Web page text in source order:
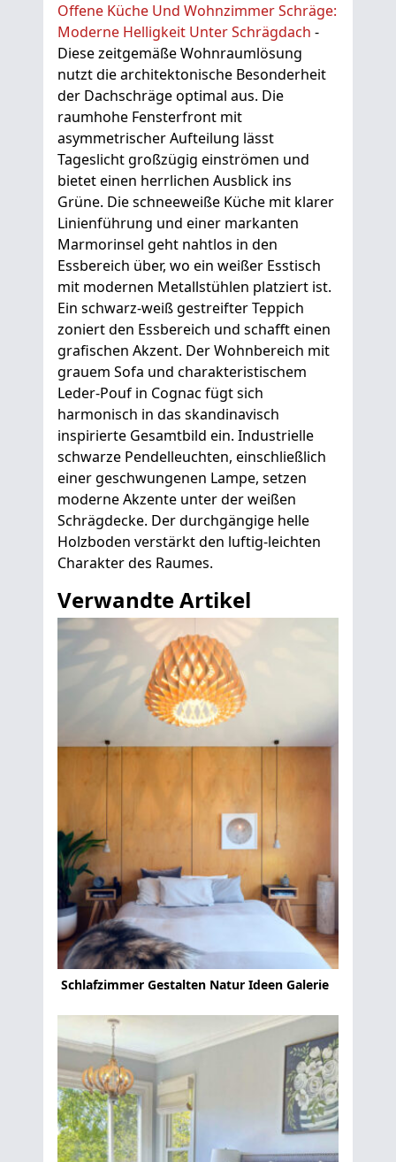
Offene Küche Und Wohnzimmer Schräge:
Moderne Helligkeit Unter Schrägdach -
Diese zeitgemäße Wohnraumlösung
nutzt die architektonische Besonderheit
der Dachschräge optimal aus. Die
raumhohe Fensterfront mit
asymmetrischer Aufteilung lässt
Tageslicht großzügig einströmen und
bietet einen herrlichen Ausblick ins
Grüne. Die schneeweiße Küche mit klarer
Linienführung und einer markanten
Marmorinsel geht nahtlos in den
Essbereich über, wo ein weißer Esstisch
mit modernen Metallstühlen platziert ist.
Ein schwarz-weiß gestreifter Teppich
zoniert den Essbereich und schafft einen
grafischen Akzent. Der Wohnbereich mit
grauem Sofa und charakteristischem
Leder-Pouf in Cognac fügt sich
harmonisch in das skandinavisch
inspirierte Gesamtbild ein. Industrielle
schwarze Pendelleuchten, einschließlich
einer geschwungenen Lampe, setzen
moderne Akzente unter der weißen
Schrägdecke. Der durchgängige helle
Holzboden verstärkt den luftig-leichten
Charakter des Raumes.
Verwandte Artikel
Schlafzimmer Gestalten Natur Ideen Galerie